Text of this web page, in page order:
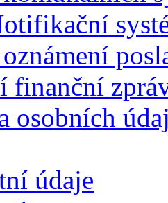
finanční
osobních
údaje